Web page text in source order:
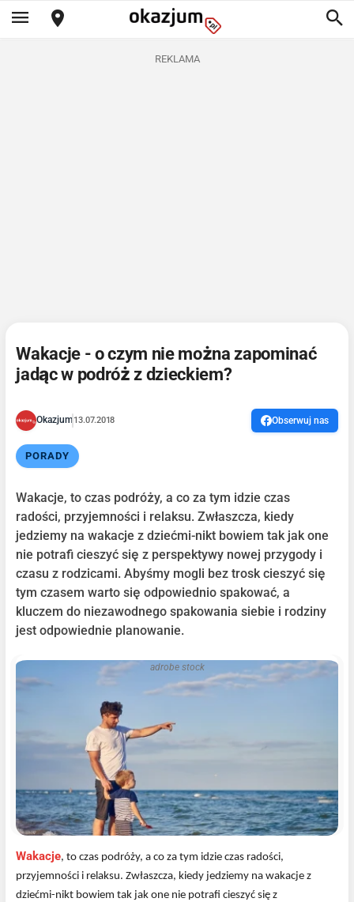
REKLAMA
Wakacje - o czym nie można zapominać
jadąc w podróż z dzieckiem?
Okazjum 13.07.2018 Obserwuj nas
PORADY
Wakacje, to czas podróży, a co za tym idzie czas
radości, przyjemności i relaksu. Zwłaszcza, kiedy
jedziemy na wakacje z dziećmi-nikt bowiem tak jak one
nie potrafi cieszyć się z perspektywy nowej przygody i
czasu z rodzicami. Abyśmy mogli bez trosk cieszyć się
tym czasem warto się odpowiednio spakować, a
kluczem do niezawodnego spakowania siebie i rodziny
jest odpowiednie planowanie.
adrobe stock
Wakacje, to czas podróży, a co za tym idzie czas radości,
przyjemności i relaksu. Zwłaszcza, kiedy jedziemy na wakacje z
dziećmi-nikt bowiem tak jak one nie potrafi cieszyć się z